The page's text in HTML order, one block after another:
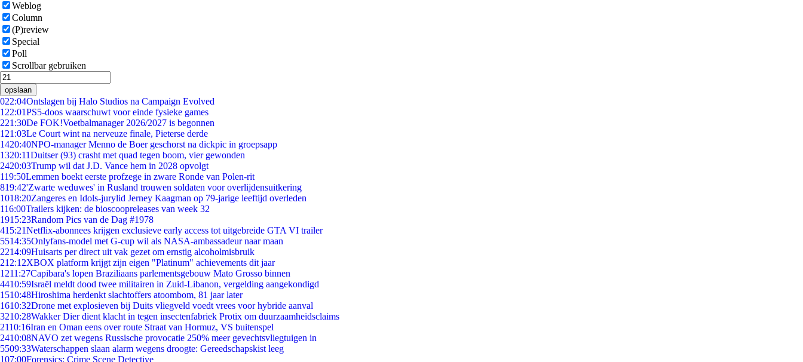
Weblog
Column
(P)review
Special
Poll
Scrollbar gebruiken
opslaan
022:04Ontslagen bij Halo Studios na Campaign Evolved
1 22:01PS5-doos waarschuwt voor einde fysieke games
221:30De FOK!Voetbalmanager 2026/2027 is begonnen
1 21:03Le Court wint na nerveuze finale, Pieterse derde
1420:40NPO-manager Menno de Boer geschorst na dickpic in groepsapp
1320:11Duitser (93) crasht met quad tegen boom, vier gewonden
2420:03Trump wil dat J.D. Vance hem in 2028 opvolgt
119:50Lemmen boekt eerste profzege in zware Ronde van Polen-rit
819:42'Zwarte weduwes' in Rusland trouwen soldaten voor overlijdensuitkering
1018:20Zangeres en Idols-jurylid Jerney Kaagman op 79-jarige leeftijd overleden
116:00Trailers kijken: de bioscoopreleases van week 32
1915:23Random Pics van de Dag #1978
415:21Netflix-abonnees krijgen exclusieve early access tot uitgebreide GTA VI trailer
5514:35Onlyfans-model met G-cup wil als NASA-ambassadeur naar maan
2214:09Huisarts per direct uit vak gezet om ernstig alcoholmisbruik
212:12XBOX platform krijgt zijn eigen "Platinum" achievements dit jaar
1211:27Capibara's lopen Braziliaans parlementsgebouw Mato Grosso binnen
4410:59Israël meldt dood twee militairen in Zuid-Libanon, vergelding aangekondigd
1510:48Hiroshima herdenkt slachtoffers atoombom, 81 jaar later
1610:32Drone met explosieven bij Duits vliegveld voedt vrees voor hybride aanval
3210:28Wakker Dier dient klacht in tegen insectenfabriek Protix om duurzaamheidsclaims
2110:16Iran en Oman eens over route Straat van Hormuz, VS buitenspel
2410:08NAVO zet wegens Russische provocatie 250% meer gevechtsvliegtuigen in
5509:33Waterschappen slaan alarm wegens droogte: Gereedschapskist leeg
107:00Forensics: Crime Scene Detective